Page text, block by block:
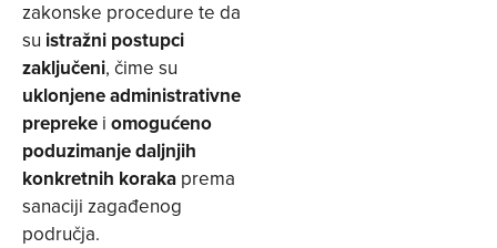
zakonske procedure te da
su istražni postupci
zaključeni, čime su
uklonjene administrativne
prepreke i omogućeno
poduzimanje daljnjih
konkretnih koraka prema
sanaciji zagađenog
područja.